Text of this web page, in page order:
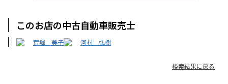
このお店の中古自動車販売士
荒堀 美子 河村 弘樹
検索結果に戻る